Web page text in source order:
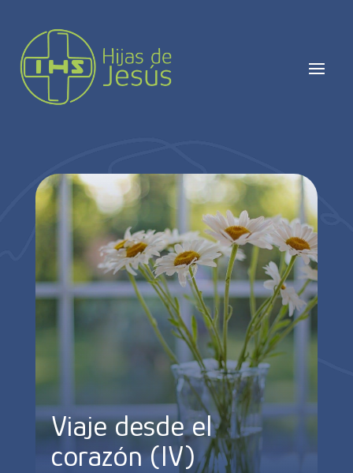
Viaje desde el
corazón (IV)